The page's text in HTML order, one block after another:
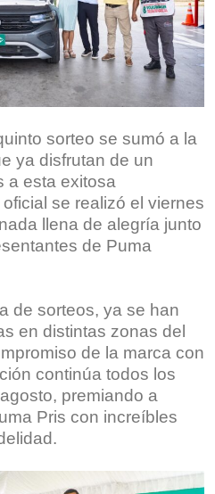
sorteo se sumó a la
ya disfrutan de un
a esta exitosa
se realizó el viernes
llena de alegría junto
de Puma
de sorteos, ya se han
en distintas zonas del
de la marca con
continúa todos los
premiando a
Pris con increíbles